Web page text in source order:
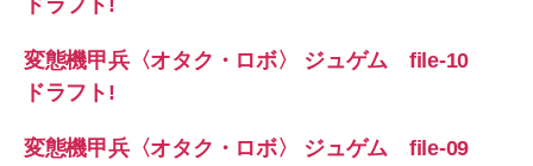
変態機甲兵〈オタク・ロボ〉 ジュゲム file-10
ドラフト!
変態機甲兵〈オタク・ロボ〉 ジュゲム file-09